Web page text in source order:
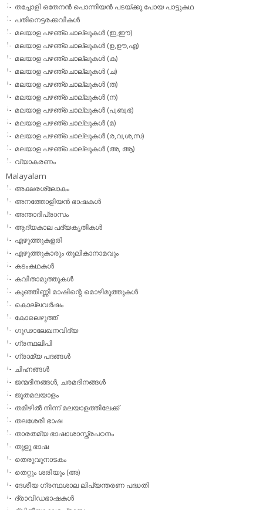
തച്ചോളി ഒതേനൻ പൊന്നിയൻ പടയ്‌ക്കു പോയ പാട്ടുകഥ
പതിനെട്ടരക്കവികള്‍
മലയാള പഴഞ്ചൊല്ലുകള്‍ (ഇ,ഈ)
മലയാള പഴഞ്ചൊല്ലുകള്‍ (ഉ,ഊ,എ)
മലയാള പഴഞ്ചൊല്ലുകള്‍ (ക)
മലയാള പഴഞ്ചൊല്ലുകള്‍ (ച)
മലയാള പഴഞ്ചൊല്ലുകള്‍ (ത)
മലയാള പഴഞ്ചൊല്ലുകള്‍ (ന)
മലയാള പഴഞ്ചൊല്ലുകള്‍ (പ,ബ,ഭ)
മലയാള പഴഞ്ചൊല്ലുകള്‍ (മ)
മലയാള പഴഞ്ചൊല്ലുകള്‍ (ര,വ,ശ,സ)
മലയാള പഴഞ്ചൊല്ലുകൾ (അ, ആ)
വ്യാകരണം
Malayalam
അക്ഷരശ്ലോകം
അനത്തോളിയന്‍ ഭാഷകള്‍
അന്താദിപ്രാസം
ആദ്യകാല പദ്യകൃതികള്‍
എഴുത്തുകളരി
എഴുത്തുകാരും തൂലികാനാമവും
കടംകഥകള്‍
കവിതാമുത്തുകള്‍
കുഞ്ഞിണ്ണി മാഷിന്റെ മൊഴിമുത്തുകള്‍
കൊല്ലവര്‍ഷം
കോലെഴുത്ത്
ഗൂഢാലേഖനവിദ്യ
ഗ്രന്ഥലിപി
ഗ്രാമ്യ പദങ്ങള്‍
ചിഹ്നങ്ങള്‍
ജന്മദിനങ്ങള്‍, ചരമദിനങ്ങള്‍
ജൂതമലയാളം
തമിഴില്‍ നിന്ന് മലയാളത്തിലേക്ക്
തലശേരി ഭാഷ
താരതമ്യ ഭാഷാശാസ്ത്രപഠനം
തുളു ഭാഷ
തെരുവുനാടകം
തെറ്റും ശരിയും (അ)
ദേശീയ ഗ്രന്ഥശാല ലിപ്യന്തരണ പദ്ധതി
ദ്രാവിഡഭാഷകള്‍